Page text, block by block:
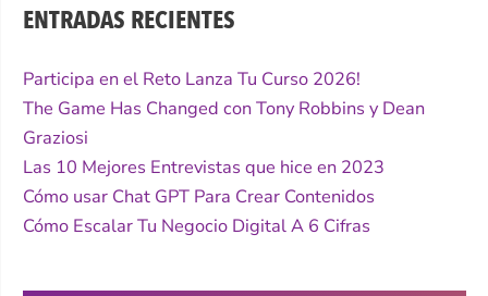
ENTRADAS RECIENTES
Participa en el Reto Lanza Tu Curso 2026!
The Game Has Changed con Tony Robbins y Dean
Graziosi
Las 10 Mejores Entrevistas que hice en 2023
Cómo usar Chat GPT Para Crear Contenidos
Cómo Escalar Tu Negocio Digital A 6 Cifras